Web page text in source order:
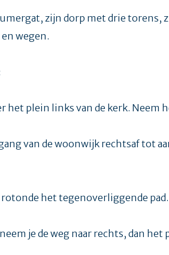
zijn dorp met drie torens,
wegen.
het plein links van de kerk. Neem
van de woonwijk rechtsaf tot
het tegenoverliggende
je de weg naar rechts, dan het